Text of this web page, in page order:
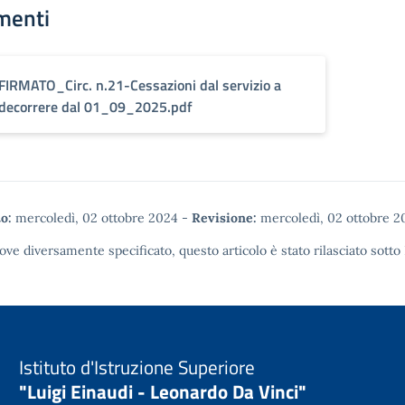
n.21-Cessazioni dal servizio a
dal 01_09_2025.pdf
mercoledì, 02 ottobre 2024 - Revisione: mercoledì, 02 ottobre
diversamente specificato, questo articolo è stato rilasciato sotto
Istituto d'Istruzione Superiore
"Luigi Einaudi - Leonardo Da Vinci"